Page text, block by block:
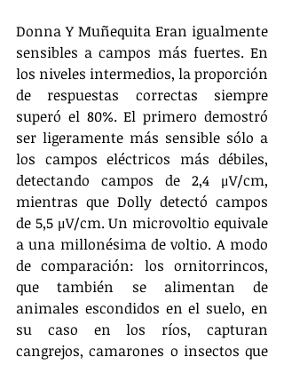
Donna Y Muñequita Eran igualmente
sensibles a campos más fuertes. En
los niveles intermedios, la proporción
de respuestas correctas siempre
superó el 80%. El primero demostró
ser ligeramente más sensible sólo a
los campos eléctricos más débiles,
detectando campos de 2,4 μV/cm,
mientras que Dolly detectó campos
de 5,5 μV/cm. Un microvoltio equivale
a una millonésima de voltio. A modo
de comparación: los ornitorrincos,
que también se alimentan de
animales escondidos en el suelo, en
su caso en los ríos, capturan
cangrejos, camarones o insectos que